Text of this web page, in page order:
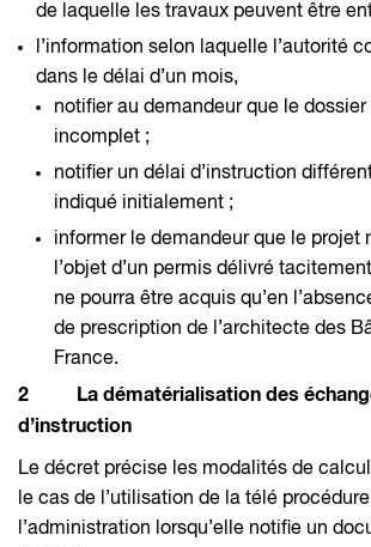
de laquelle les travaux peuvent être
l’information selon laquelle l’autorité
dans le délai d’un mois,
notifier au demandeur que le
incomplet ;
notifier un délai d’instruction
indiqué initialement ;
informer le demandeur que le projet
l’objet d’un permis délivré
ne pourra être acquis qu’en
de prescription de l’architecte des
France.
2 La dématérialisation des
d’instruction
Le décret précise les modalités de
le cas de l’utilisation de la télé
l’administration lorsqu’elle notifie un